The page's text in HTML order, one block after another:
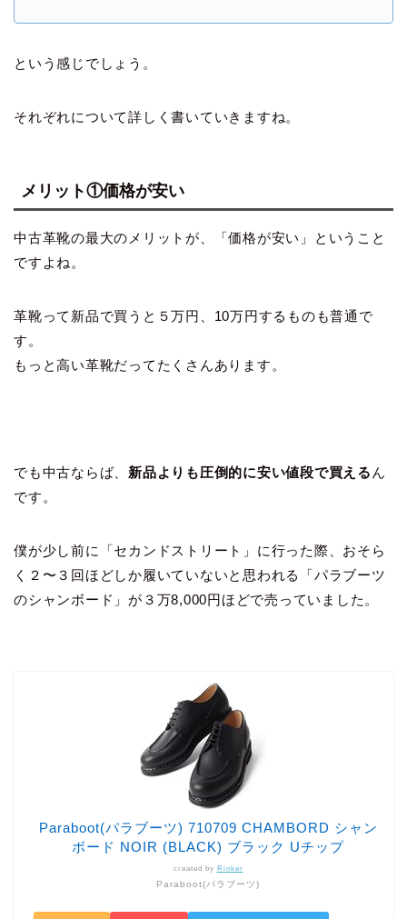
という感じでしょう。
それぞれについて詳しく書いていきますね。
メリット①価格が安い
中古革靴の最大のメリットが、「価格が安い」ということ
ですよね。
革靴って新品で買うと５万円、10万円するものも普通で
す。
もっと高い革靴だってたくさんあります。
でも中古ならば、 新品よりも圧倒的に安い値段で買える ん
です。
僕が少し前に「セカンドストリート」に行った際、おそら
く２〜３回ほどしか履いていないと思われる「パラブーツ
のシャンボード」が３万8,000円ほどで売っていました。
Paraboot(パラブーツ) 710709 CHAMBORD シャン
ボード NOIR (BLACK) ブラック Uチップ
created by Rinker
Paraboot(パラブーツ)